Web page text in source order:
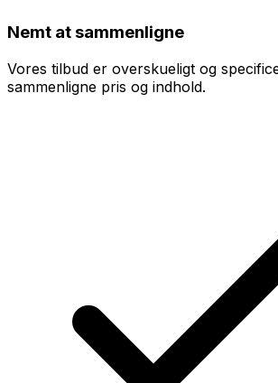
Nemt at sammenligne
Vores tilbud er overskueligt og
sammenligne pris og indhold.